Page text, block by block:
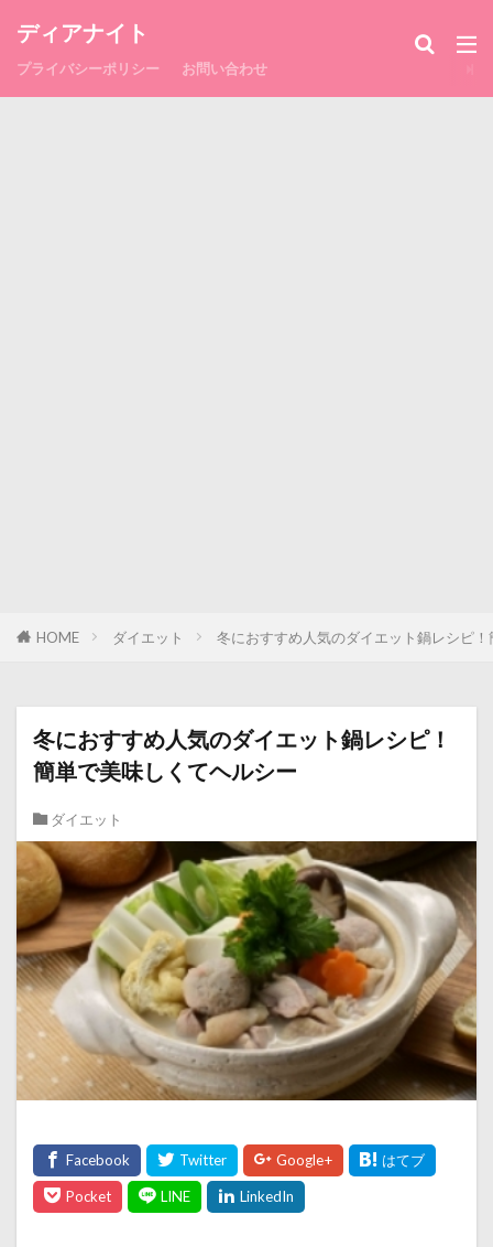
ディアナイト
プライバシーポリシー お問い合わせ
HOME ダイエット 冬におすすめ人気のダイエット鍋レシピ
冬におすすめ人気のダイエット鍋レシピ！
簡単で美味しくてヘルシー
ダイエット